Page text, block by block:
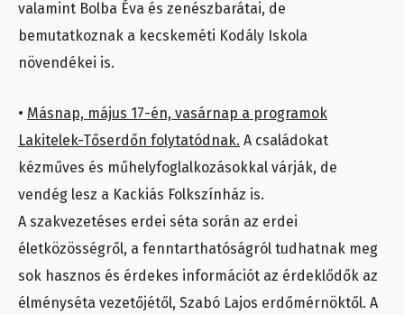
valamint Bolba Éva és zenészbarátai, de
bemutatkoznak a kecskeméti Kodály Iskola
növendékei is.
• Másnap, május 17-én, vasárnap a programok
Lakitelek-Tőserdőn folytatódnak. A családokat
kézműves és műhelyfoglalkozásokkal várják, de
vendég lesz a Kackiás Folkszínház is.
A szakvezetéses erdei séta során az erdei
életközösségről, a fenntarthatóságról tudhatnak meg
sok hasznos és érdekes információt az érdeklődők az
élményséta vezetőjétől, Szabó Lajos erdőmérnöktől. A